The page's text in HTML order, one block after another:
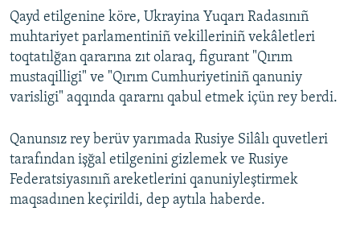
RFE/RS bütün saytları
Qayd etilgenine köre, Ukrayina Yuqarı Radasınıñ
muhtariyet parlamentiniñ vekilleriniñ vekâletleri
toqtatılğan qararına zıt olaraq, figurant "Qırım
mustaqilligi" ve "Qırım Cumhuriyetiniñ qanuniy
varisligi" aqqında qararnı qabul etmek içün rey berdi.
Qanunsız rey berüv yarımada Rusiye Silâlı quvetleri
tarafından işğal etilgenini gizlemek ve Rusiye
Federatsiyasınıñ areketlerini qanuniyleştirmek
maqsadınen keçirildi, dep aytıla haberde.